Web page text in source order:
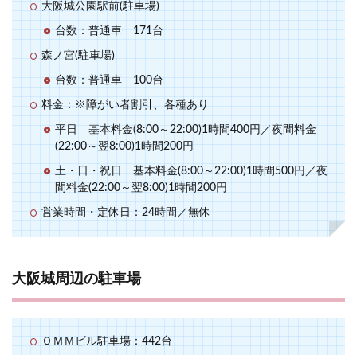
大阪城公園駅前(駐車場)
台数：普通車 171台
森ノ宮(駐車場)
台数：普通車 100台
料金：※障がい者割引、各種あり
平日 基本料金(8:00～22:00)1時間400円／夜間料金
(22:00～翌8:00)1時間200円
土・日・祝日 基本料金(8:00～22:00)1時間500円／夜
間料金(22:00～翌8:00)1時間200円
営業時間・定休日：24時間／無休
大阪城周辺の駐車場
ＯＭＭビル駐車場：442台